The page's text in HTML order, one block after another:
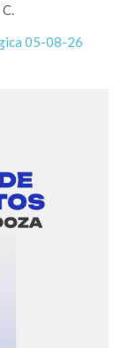
05-08-26